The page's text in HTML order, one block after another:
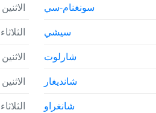
الاثنين
الثلاثاء
الاثنين
الاثنين
الثلاثاء
سونغنام-سي
سيشي
شارلوت
شانديغار
شانغراو